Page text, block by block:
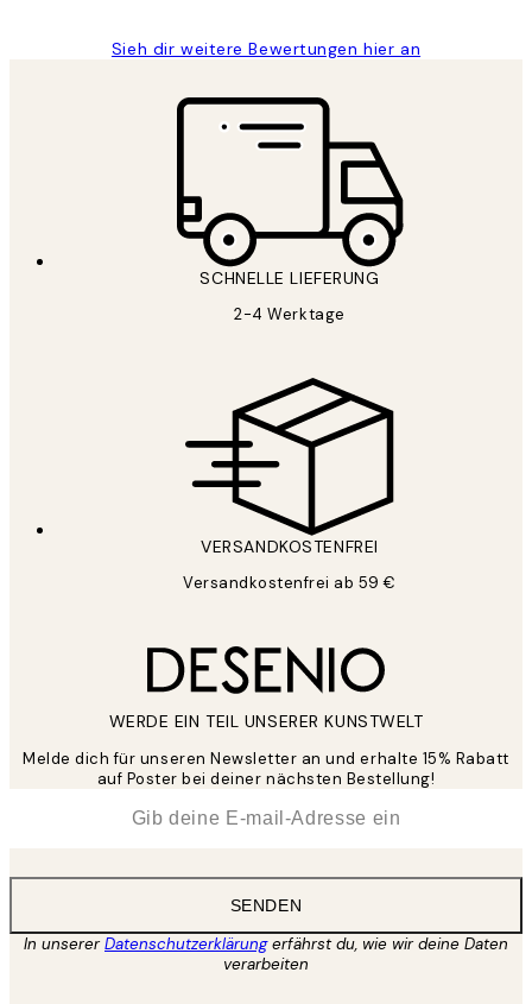
Sieh dir weitere Bewertungen hier an
SCHNELLE LIEFERUNG
2-4 Werktage
VERSANDKOSTENFREI
Versandkostenfrei ab 59 €
WERDE EIN TEIL UNSERER KUNSTWELT
Melde dich für unseren Newsletter an und erhalte 15% Rabatt
auf Poster bei deiner nächsten Bestellung!
SENDEN
In unsererDatenschutzerklärungerfährst du, wie wir deine Daten
verarbeiten